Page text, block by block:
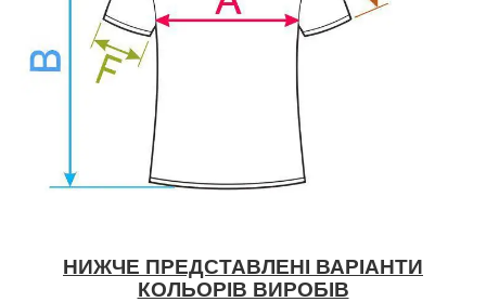
НИЖЧЕ ПРЕДСТАВЛЕНІ ВАРІАНТИ
КОЛЬОРІВ ВИРОБІВ